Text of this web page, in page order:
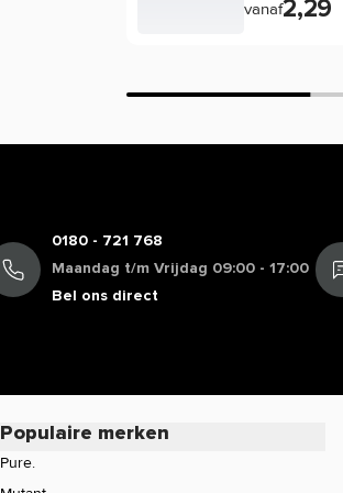
vanaf2,29
0180 - 721 768
Maandag t/m Vrijdag 09:00 - 17:00
Bel ons direct
Populaire merken
Pure.